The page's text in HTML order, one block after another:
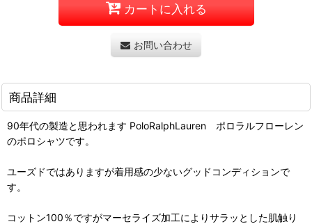
カートに入れる
お問い合わせ
商品詳細
90年代の製造と思われます PoloRalphLauren ポロラルフローレン
のポロシャツです。
ユーズドではありますが着用感の少ないグッドコンディションで
す。
コットン100％ですがマーセライズ加工によりサラッとした肌触り